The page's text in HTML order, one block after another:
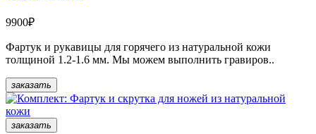
9900₽
Фартук и рукавицы для горячего из натуральной кожи
толщиной 1.2-1.6 мм. Мы можем выполнить гравиров..
заказать
заказать